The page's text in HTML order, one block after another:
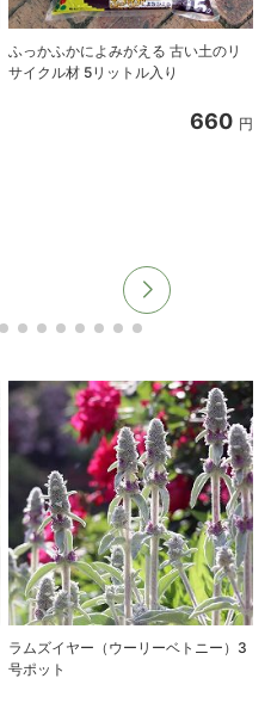
ふっかふかによみがえる 古い土のリ
サイクル材 5リットル入り
660 円
ラムズイヤー（ウーリーベトニー）3
号ポット